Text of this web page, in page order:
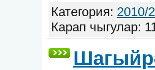
Категория: 2010/
Карап чыгулар: